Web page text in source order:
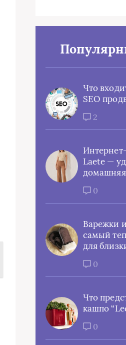
Что
SEO
2
Laete —
0
Варежки
самый
для
0
Что
кашпо
0